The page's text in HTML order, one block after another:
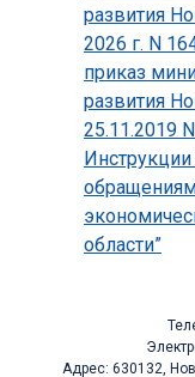
развития
2026 г. N
приказ
развития
25.11.2019
области”
Адрес: 630132,